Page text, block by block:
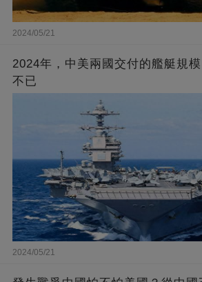
2024/05/21
2024年，中美兩國交付的艦艇規
不已
2024/05/21